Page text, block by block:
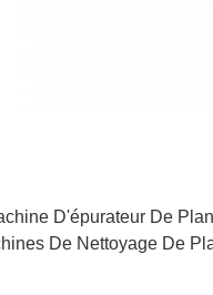
D'épurateur De
De Nettoyage De